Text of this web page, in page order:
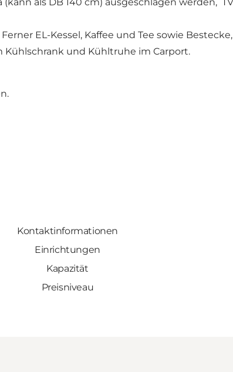
EL-Kessel, Kaffee und Tee sowie
und Kühltruhe im Carport.
Kontaktinformationen
Einrichtungen
Kapazität
Preisniveau